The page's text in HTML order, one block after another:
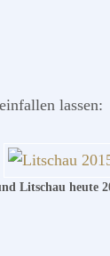
lassen:
Litschau heute